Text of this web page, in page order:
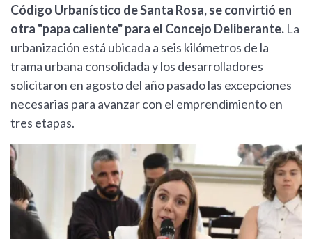
Código Urbanístico de Santa Rosa, se convirtió en
otra "papa caliente" para el Concejo Deliberante. La
urbanización está ubicada a seis kilómetros de la
trama urbana consolidada y los desarrolladores
solicitaron en agosto del año pasado las excepciones
necesarias para avanzar con el emprendimiento en
tres etapas.